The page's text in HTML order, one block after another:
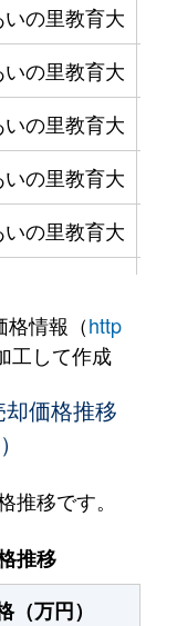
いの里教育大
いの里教育大
いの里教育大
いの里教育大
いの里教育大
の里教育大
の里教育大
の里教育大
の里教育大
の里教育大
情報（http
工して作成
価格推移
移です。
推移
（万円）